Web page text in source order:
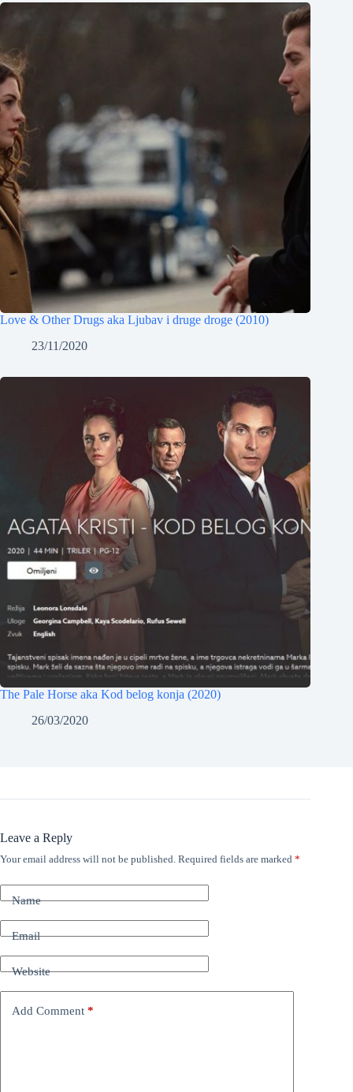
Love & Other Drugs aka Ljubav i druge droge (2010)
23/11/2020
The Pale Horse aka Kod belog konja (2020)
26/03/2020
Leave a Reply
Your email address will not be published. Required fields are marked *
Name
Email
Website
Add Comment *